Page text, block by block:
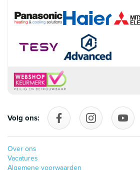
Volg ons: Volg ons op Facebook
Volg
Over ons
Vacatures